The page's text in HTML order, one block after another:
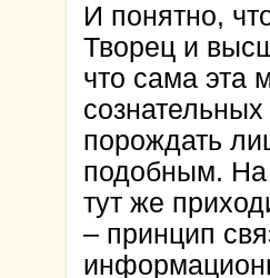
И понятно,
Творец и
что сама эта
порождать
подобным. На
тут же
– принцип